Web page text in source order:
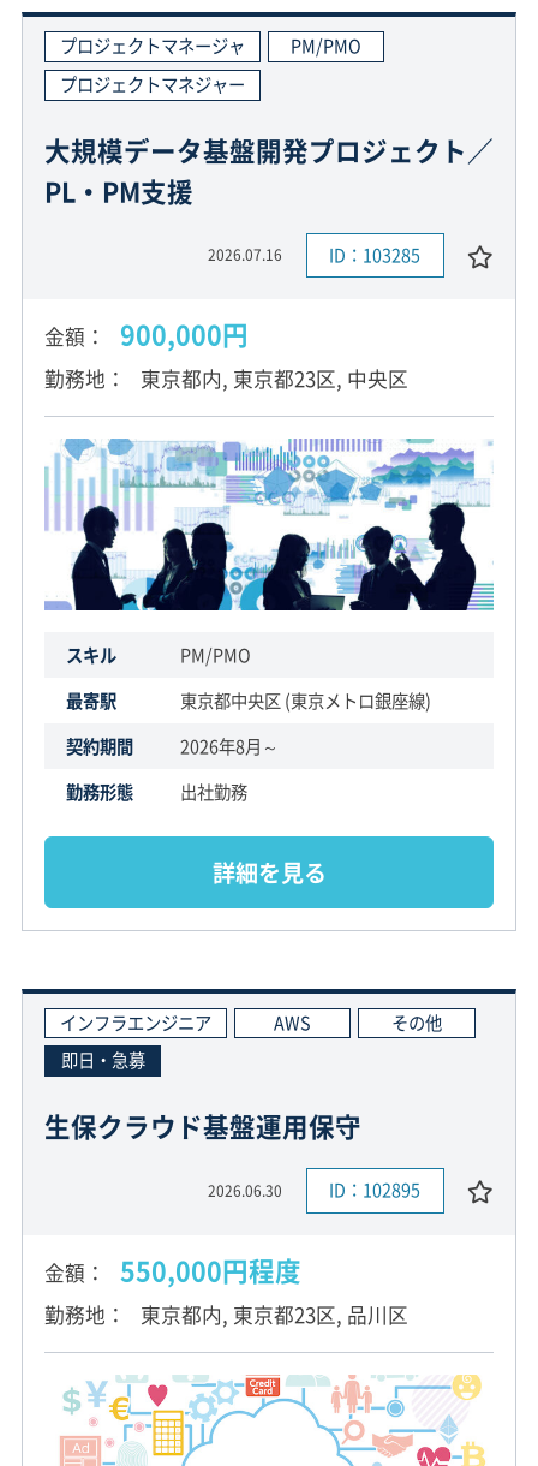
プロジェクトマネージャ
PM/PMO
プロジェクトマネジャー
大規模データ基盤開発プロジェクト／
PL・PM支援
2026.07.16 ID：103285
金額 900,000円
勤務地 東京都内, 東京都23区, 中央区
スキル
PM/PMO
最寄駅
東京都中央区 (東京メトロ銀座線)
契約期間
2026年8月～
勤務形態
出社勤務
詳細を見る
インフラエンジニア AWS
その他
即日・急募
生保クラウド基盤運用保守
2026.06.30 ID：102895
金額 550,000円程度
勤務地 東京都内, 東京都23区, 品川区